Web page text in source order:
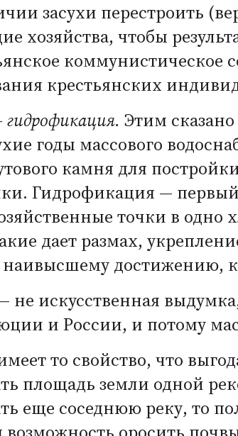
засухи перестроить (
хозяйства, чтобы
крестьянских
гидрофикация. Этим
годы массового
камня для
Гидрофикация —
точки в
дает размах,
достижению,
искусственная
и России, и потому
то свойство, что
площадь земли одной
еще соседнюю реку, то